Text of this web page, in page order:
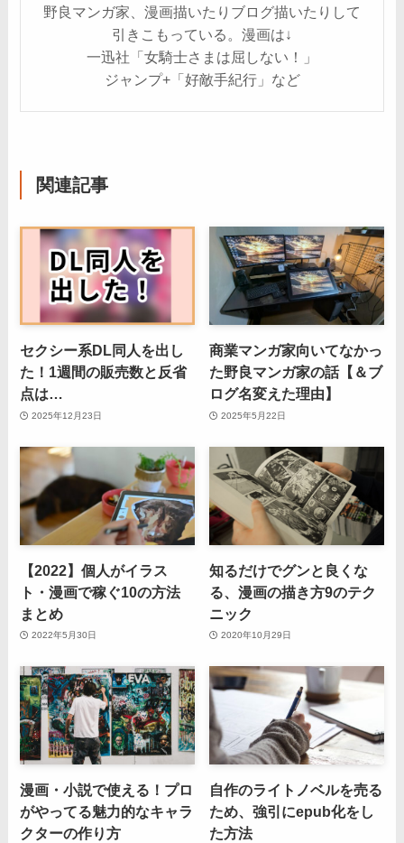
野良マンガ家、漫画描いたりブログ描いたりして
引きこもっている。漫画は↓
一迅社「女騎士さまは屈しない！」
ジャンプ+「好敵手紀行」など
関連記事
セクシー系DL同人を出し
た！1週間の販売数と反省
点は…
2025年12月23日
商業マンガ家向いてなかっ
た野良マンガ家の話【＆ブ
ログ名変えた理由】
2025年5月22日
【2022】個人がイラス
ト・漫画で稼ぐ10の方法
まとめ
2022年5月30日
知るだけでグンと良くな
る、漫画の描き方9のテク
ニック
2020年10月29日
漫画・小説で使える！プロ
がやってる魅力的なキャラ
クターの作り方
自作のライトノベルを売る
ため、強引にepub化をし
た方法